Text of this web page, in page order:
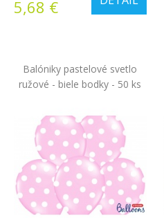
5,68 €
Balóniky pastelové svetlo
ružové - biele bodky - 50 ks